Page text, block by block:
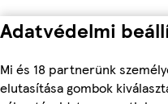
Adatvédelmi
Mi és 18 partnerünk
elutasítása gombok